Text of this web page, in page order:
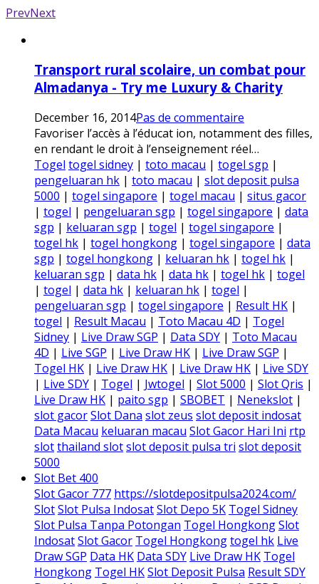
PrevNext
Transport rural scolaire, un combat pour
Almadanya - Try me Luxury & Charity
December 16, 2014Pas de commentaire
Favoriser l’accès à l’éducat ion, notamment des filles,
en rendant le droit à l’enseignement réel…
Togel togel sidney | toto macau | togel sgp |
pengeluaran hk | toto macau | slot deposit pulsa
5000 | togel singapore | togel macau | situs gacor
| togel | pengeluaran sgp | togel singapore | data
sgp | keluaran sgp | togel | togel singapore |
togel hk | togel hongkong | togel singapore | data
sgp | togel hongkong | keluaran hk | togel hk |
keluaran sgp | data hk | data hk | togel hk | togel
| togel | data hk | keluaran hk | togel |
pengeluaran sgp | togel singapore | Result HK |
togel | Result Macau | Toto Macau 4D | Togel
Sidney | Live Draw SGP | Data SDY | Toto Macau
4D | Live SGP | Live Draw HK | Live Draw SGP |
Togel HK | Live Draw HK | Live Draw HK | Live SDY
| Live SDY | Togel | Jwtogel | Slot 5000 | Slot Qris |
Live Draw HK | paito sgp | SBOBET | Nenekslot |
slot gacorSlot Dana slot zeus slot deposit indosat
Data Macau keluaran macau Slot Gacor Hari Ini rtp
slotthailand slotslot deposit pulsa tri slot deposit
5000
Slot Bet 400
Slot Gacor 777 https://slotdepositpulsa2024.com/
SlotSlot Pulsa IndosatSlot Depo 5K Togel Sidney
Slot Pulsa Tanpa Potongan Togel HongkongSlot
IndosatSlot Gacor Togel Hongkongtogel hk Live
Draw SGP Data HK Data SDY Live Draw HK Togel
Hongkong Togel HKSlot Deposit Pulsa Result SDY